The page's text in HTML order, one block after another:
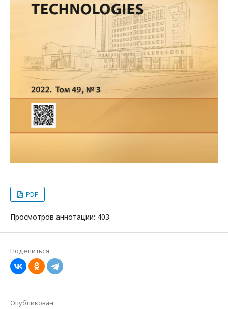
PDF
Просмотров аннотации: 403
Поделиться
Опубликован